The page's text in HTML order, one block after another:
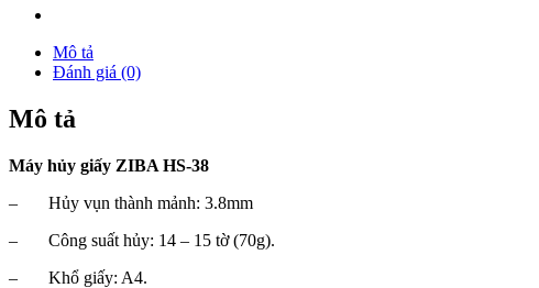
Mô tả
Đánh giá (0)
Mô tả
Máy hủy giấy ZIBA HS-38
– Hủy vụn thành mảnh: 3.8mm
– Công suất hủy: 14 – 15 tờ (70g).
– Khổ giấy: A4.